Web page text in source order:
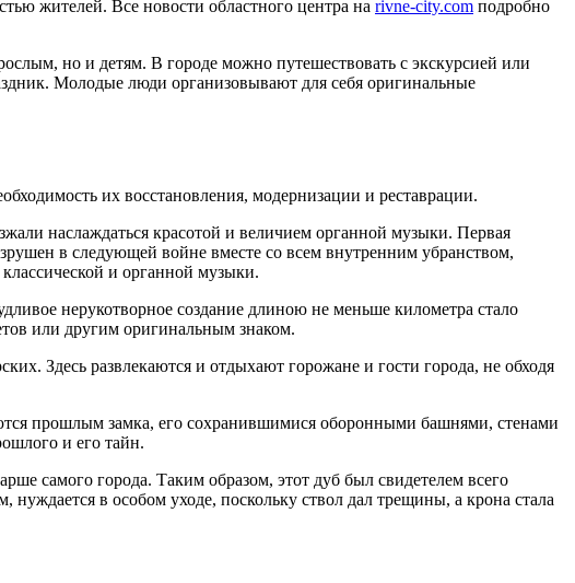
жителей. Все новости областного центра на rivne-city.com подробно
но и детям. В городе можно путешествовать с экскурсией или
Молодые люди организовывают для себя оригинальные
их восстановления, модернизации и реставрации.
наслаждаться красотой и величием органной музыки. Первая
в следующей войне вместе со всем внутренним убранством,
и органной музыки.
нерукотворное создание длиною не меньше километра стало
или другим оригинальным знаком.
Здесь развлекаются и отдыхают горожане и гости города, не обходя
прошлым замка, его сохранившимися оборонными башнями, стенами
и его тайн.
самого города. Таким образом, этот дуб был свидетелем всего
в особом уходе, поскольку ствол дал трещины, а крона стала